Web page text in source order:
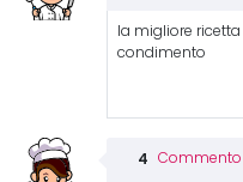
la migliore
condimento
Commento